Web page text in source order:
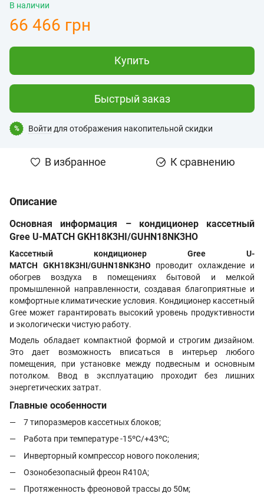
В наличии
66 466 грн
Купить
Быстрый заказ
% Войти для отображения накопительной скидки
В избранное К сравнению
Описание
Основная информация – кондиционер кассетный
Gree U-MATCH GKH18K3HI/GUHN18NK3HO
Кассетный кондиционер Gree U-
MATCH GKH18K3HI/GUHN18NK3HO проводит охлаждение и
обогрев воздуха в помещениях бытовой и мелкой
промышленной направленности, создавая благоприятные и
комфортные климатические условия. Кондиционер кассетный
Gree может гарантировать высокий уровень продуктивности
и экологически чистую работу.
Модель обладает компактной формой и строгим дизайном.
Это дает возможность вписаться в интерьер любого
помещения, при установке между подвесным и основным
потолком. Ввод в эксплуатацию проходит без лишних
энергетических затрат.
Главные особенности
7 типоразмеров кассетных блоков;
Работа при температуре -15ºС/+43ºС;
Инверторный компрессор нового поколения;
Озонобезопасный фреон R410A;
Протяженность фреоновой трассы до 50м;